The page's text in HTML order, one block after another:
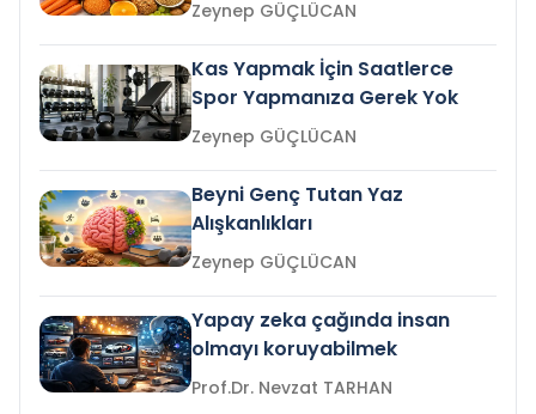
Zeynep GÜÇLÜCAN
Kas Yapmak İçin Saatlerce
Spor Yapmanıza Gerek Yok
Zeynep GÜÇLÜCAN
Beyni Genç Tutan Yaz
Alışkanlıkları
Zeynep GÜÇLÜCAN
Yapay zeka çağında insan
olmayı koruyabilmek
Prof.Dr. Nevzat TARHAN